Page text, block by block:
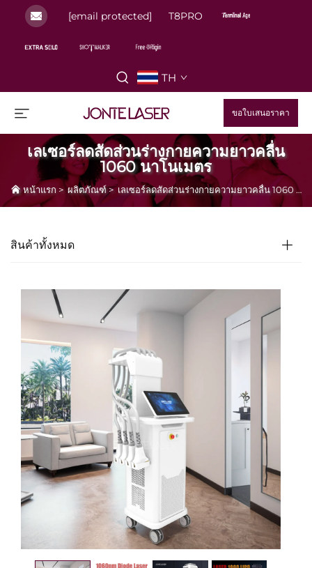
[email protected] T8PRO
TH
ขอใบเสนอราคา
เลเซอร์ลดสัดส่วนร่างกายความยาวคลื่น
1060 นาโนเมตร
หน้าแรก >ผลิตภัณฑ์>เลเซอร์ลดสัดส่วนร่างกายความยาวคลื่น 1060 นาโนเมตร
สินค้าทั้งหมด